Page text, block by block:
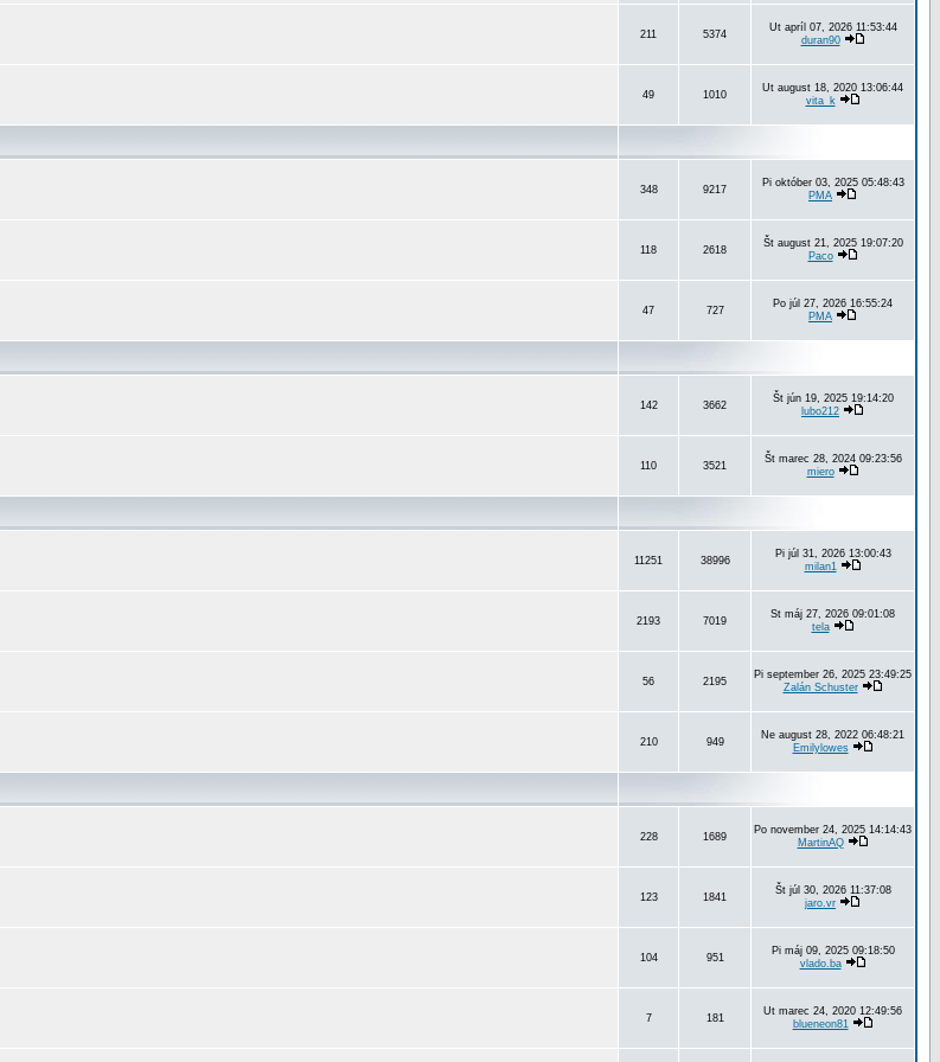
211 5374
Ut apríl 07, 2026 11:53:44
duran90
49 1010
Ut august 18, 2020 13:06:44
vita_k
348 9217
Pi október 03, 2025 05:48:43
PMA
118 2618
Št august 21, 2025 19:07:20
Paco
47 727
Po júl 27, 2026 16:55:24
PMA
142 3662
Št jún 19, 2025 19:14:20
lubo212
110 3521
Št marec 28, 2024 09:23:56
miero
11251 38996
Pi júl 31, 2026 13:00:43
milan1
2193 7019
St máj 27, 2026 09:01:08
tela
56 2195
Pi september 26, 2025 23:49:25
Zalán Schuster
210 949
Ne august 28, 2022 06:48:21
Emilylowes
228 1689
Po november 24, 2025 14:14:43
MartinAQ
123 1841
Št júl 30, 2026 11:37:08
jaro.vr
104 951
Pi máj 09, 2025 09:18:50
vlado.ba
7 181
Ut marec 24, 2020 12:49:56
blueneon81